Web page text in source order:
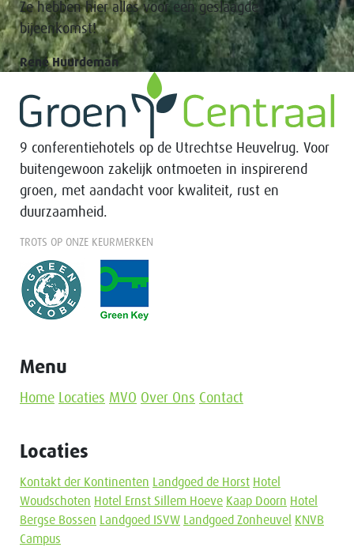
Ze hebben hier alles voor een geslaagde
bijeenkomst!
René Huurdeman
9 conferentiehotels op de Utrechtse Heuvelrug. Voor
buitengewoon zakelijk ontmoeten in inspirerend
groen, met aandacht voor kwaliteit, rust en
duurzaamheid.
TROTS OP ONZE KEURMERKEN
Menu
Home Locaties MVO Over Ons Contact
Locaties
Kontakt der Kontinenten Landgoed de Horst Hotel
Woudschoten Hotel Ernst Sillem Hoeve Kaap Doorn Hotel
Bergse Bossen
Landgoed ISVW Landgoed Zonheuvel
KNVB
Campus